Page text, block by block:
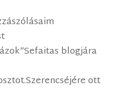
blogjára
ott